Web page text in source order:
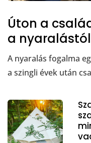
Úton a
a nyaralástól
A nyaralás fogalma
a szingli évek után